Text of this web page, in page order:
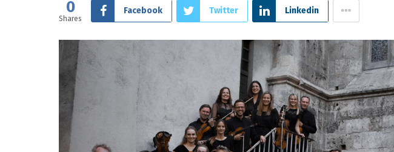
0
Shares
Facebook Twitter Linkedin